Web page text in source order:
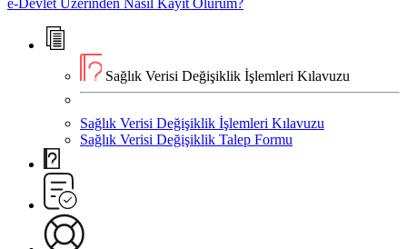
e-Devlet Üzerinden Nasıl Kayıt Olurum?
Sağlık Verisi Değişiklik İşlemleri Kılavuzu
Sağlık Verisi Değişiklik İşlemleri Kılavuzu
Sağlık Verisi Değişiklik Talep Formu